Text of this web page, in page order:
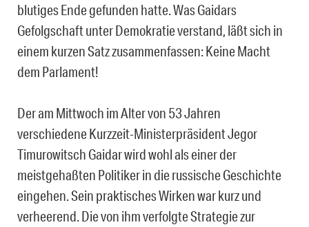
blutiges Ende gefunden hatte. Was Gaidars
Gefolgschaft unter Demokratie verstand, läßt sich in
einem kurzen Satz zusammenfassen: Keine Macht
dem Parlament!
Der am Mittwoch im Alter von 53 Jahren
verschiedene Kurzzeit-MinisterpräsidentJegor
Timurowitsch Gaidar wird wohl als einer der
meistgehaßten Politiker in die russische Geschichte
eingehen. Sein praktisches Wirken war kurz und
verheerend. Die von ihm verfolgte Strategie zur